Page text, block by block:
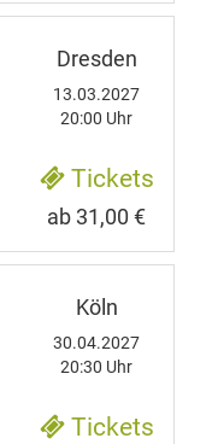
Dresden
13.03.2027
20:00 Uhr
Tickets
ab 31,00 €
Köln
30.04.2027
20:30 Uhr
Tickets